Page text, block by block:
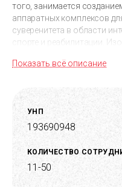
того, занимается
аппаратных комплексов
суверенитета в области
спорте и реабилитации.
когнитивной тренировки,
составе физических
системам контроля
подготовленности.
подкрепленную платформу
всестороннего развития,
безопасности
деятельности.
Показать всё описание
УНП
193690948
КОЛИЧЕСТВО
11-50